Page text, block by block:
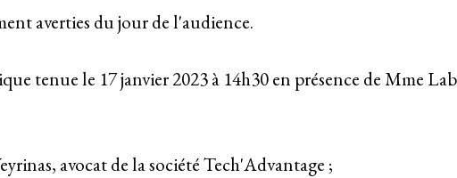
averties du jour de l'audience.
tenue le 17 janvier 2023 à 14h30 en présence de Mme
avocat de la société Tech'Advantage ;